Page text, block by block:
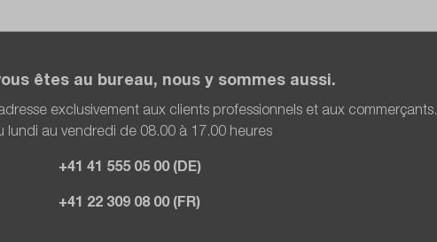
êtes au bureau, nous y sommes aussi.
exclusivement aux clients professionnels et aux commerçants.
lundi au vendredi de 08.00 à 17.00 heures
+41 41 555 05 00 (DE)
+41 22 309 08 00 (FR)